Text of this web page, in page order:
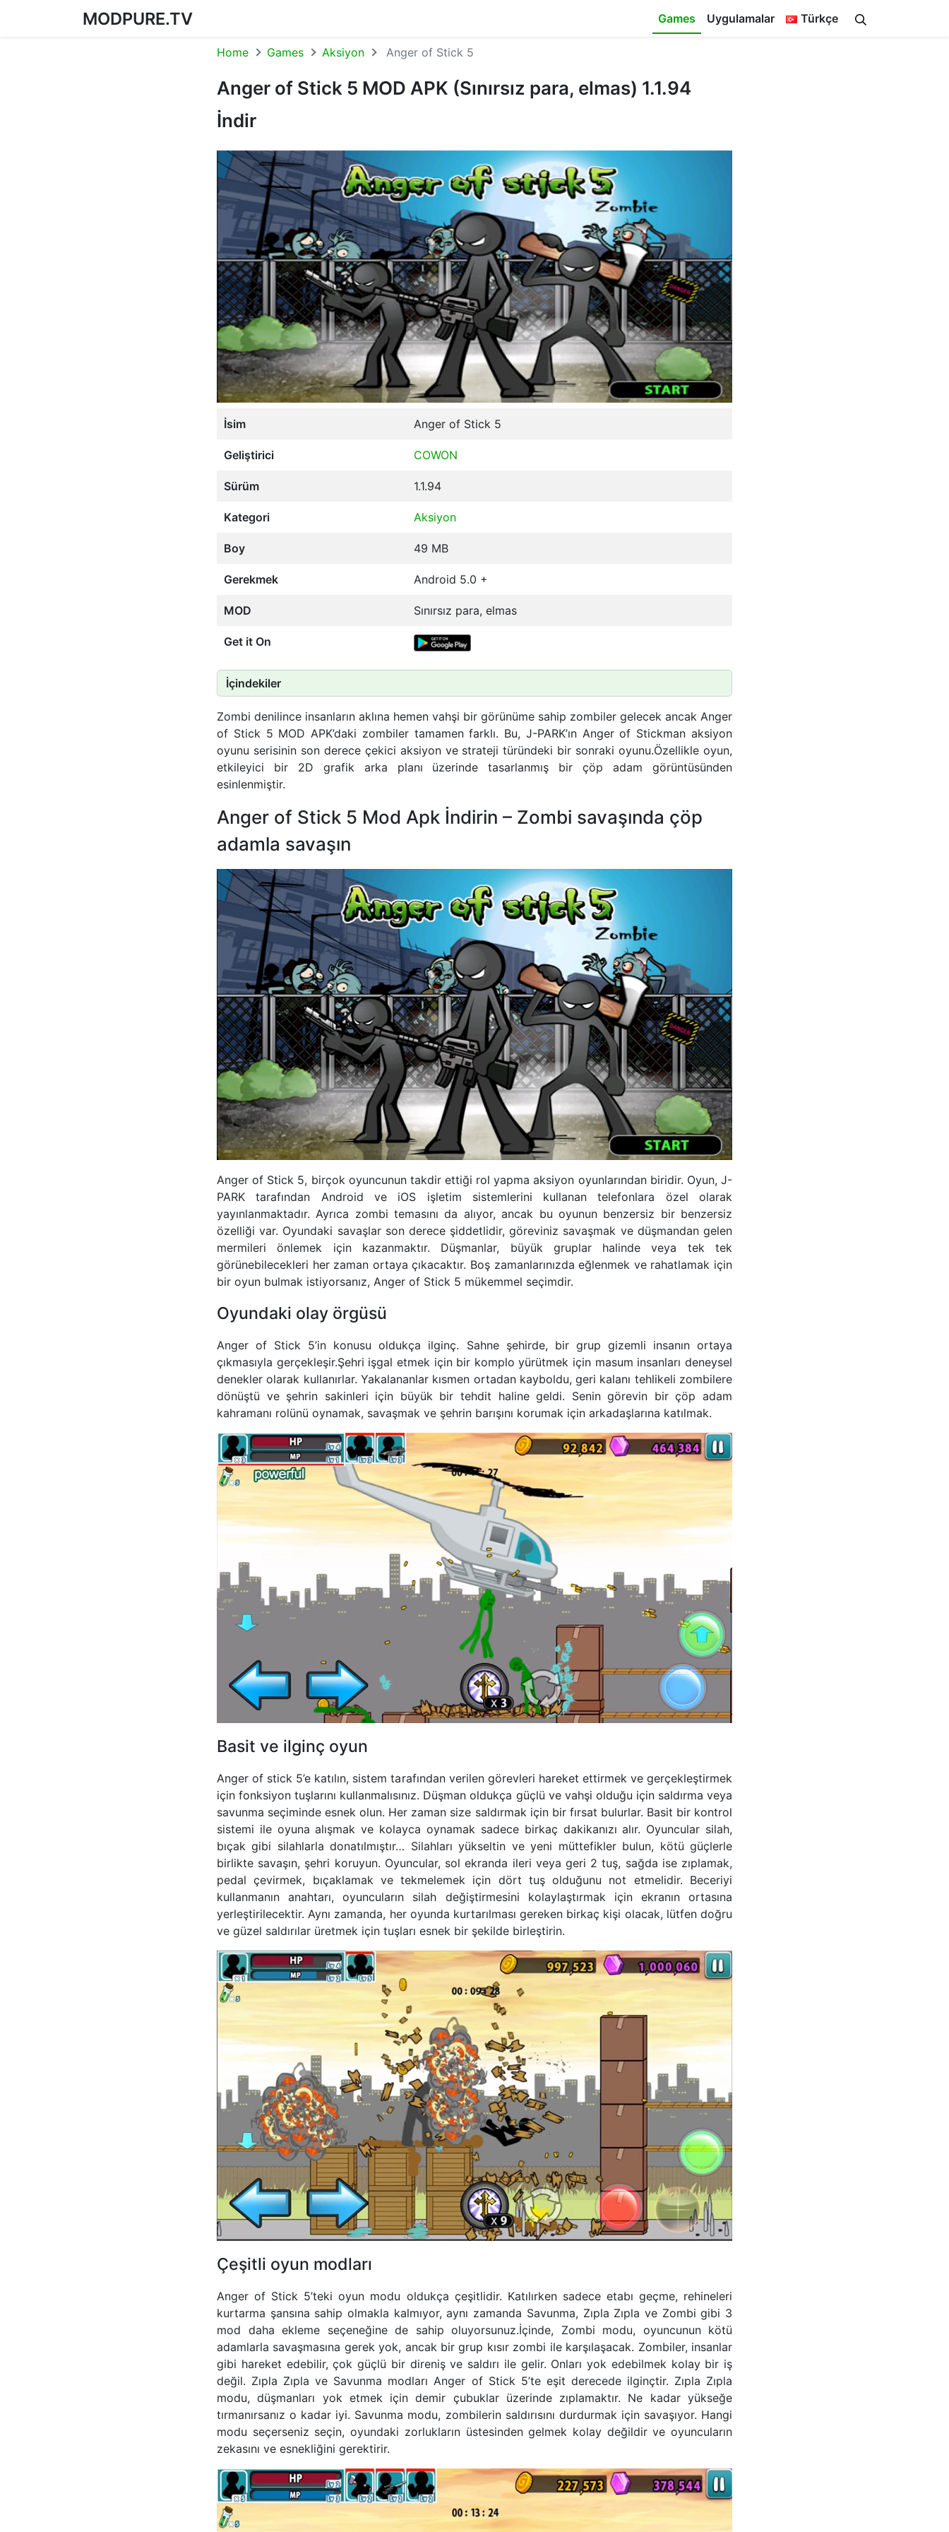
MODPURE.TV Games Uygulamalar Türkçe
Home Games Aksiyon Anger of Stick 5
Anger of Stick 5 MOD APK (Sınırsız para, elmas) 1.1.94
İndir
İsim Anger of Stick 5
Geliştirici COWON
Sürüm 1.1.94
Kategori Aksiyon
Boy 49 MB
Gerekmek Android 5.0 +
MOD Sınırsız para, elmas
Get it On
İçindekiler
Zombi denilince insanların aklına hemen vahşi bir görünüme sahip zombiler gelecek ancak Anger
of Stick 5 MOD APK’daki zombiler tamamen farklı. Bu, J-PARK’ın Anger of Stickman aksiyon
oyunu serisinin son derece çekici aksiyon ve strateji türündeki bir sonraki oyunu.Özellikle oyun,
etkileyici bir 2D grafik arka planı üzerinde tasarlanmış bir çöp adam görüntüsünden
esinlenmiştir.
Anger of Stick 5 Mod Apk İndirin – Zombi savaşında çöp
adamla savaşın
Anger of Stick 5, birçok oyuncunun takdir ettiği rol yapma aksiyon oyunlarından biridir. Oyun, J-
PARK tarafından Android ve iOS işletim sistemlerini kullanan telefonlara özel olarak
yayınlanmaktadır. Ayrıca zombi temasını da alıyor, ancak bu oyunun benzersiz bir benzersiz
özelliği var. Oyundaki savaşlar son derece şiddetlidir, göreviniz savaşmak ve düşmandan gelen
mermileri önlemek için kazanmaktır. Düşmanlar, büyük gruplar halinde veya tek tek
görünebilecekleri her zaman ortaya çıkacaktır. Boş zamanlarınızda eğlenmek ve rahatlamak için
bir oyun bulmak istiyorsanız, Anger of Stick 5 mükemmel seçimdir.
Oyundaki olay örgüsü
Anger of Stick 5’in konusu oldukça ilginç. Sahne şehirde, bir grup gizemli insanın ortaya
çıkmasıyla gerçekleşir.Şehri işgal etmek için bir komplo yürütmek için masum insanları deneysel
denekler olarak kullanırlar. Yakalananlar kısmen ortadan kayboldu, geri kalanı tehlikeli zombilere
dönüştü ve şehrin sakinleri için büyük bir tehdit haline geldi. Senin görevin bir çöp adam
kahramanı rolünü oynamak, savaşmak ve şehrin barışını korumak için arkadaşlarına katılmak.
Basit ve ilginç oyun
Anger of stick 5’e katılın, sistem tarafından verilen görevleri hareket ettirmek ve gerçekleştirmek
için fonksiyon tuşlarını kullanmalısınız. Düşman oldukça güçlü ve vahşi olduğu için saldırma veya
savunma seçiminde esnek olun. Her zaman size saldırmak için bir fırsat bulurlar. Basit bir kontrol
sistemi ile oyuna alışmak ve kolayca oynamak sadece birkaç dakikanızı alır. Oyuncular silah,
bıçak gibi silahlarla donatılmıştır… Silahları yükseltin ve yeni müttefikler bulun, kötü güçlerle
birlikte savaşın, şehri koruyun. Oyuncular, sol ekranda ileri veya geri 2 tuş, sağda ise zıplamak,
pedal çevirmek, bıçaklamak ve tekmelemek için dört tuş olduğunu not etmelidir. Beceriyi
kullanmanın anahtarı, oyuncuların silah değiştirmesini kolaylaştırmak için ekranın ortasına
yerleştirilecektir. Aynı zamanda, her oyunda kurtarılması gereken birkaç kişi olacak, lütfen doğru
ve güzel saldırılar üretmek için tuşları esnek bir şekilde birleştirin.
Çeşitli oyun modları
Anger of Stick 5’teki oyun modu oldukça çeşitlidir. Katılırken sadece etabı geçme, rehineleri
kurtarma şansına sahip olmakla kalmıyor, aynı zamanda Savunma, Zıpla Zıpla ve Zombi gibi 3
mod daha ekleme seçeneğine de sahip oluyorsunuz.İçinde, Zombi modu, oyuncunun kötü
adamlarla savaşmasına gerek yok, ancak bir grup kısır zombi ile karşılaşacak. Zombiler, insanlar
gibi hareket edebilir, çok güçlü bir direniş ve saldırı ile gelir. Onları yok edebilmek kolay bir iş
değil. Zıpla Zıpla ve Savunma modları Anger of Stick 5’te eşit derecede ilginçtir. Zıpla Zıpla
modu, düşmanları yok etmek için demir çubuklar üzerinde zıplamaktır. Ne kadar yükseğe
tırmanırsanız o kadar iyi. Savunma modu, zombilerin saldırısını durdurmak için savaşıyor. Hangi
modu seçerseniz seçin, oyundaki zorlukların üstesinden gelmek kolay değildir ve oyuncuların
zekasını ve esnekliğini gerektirir.